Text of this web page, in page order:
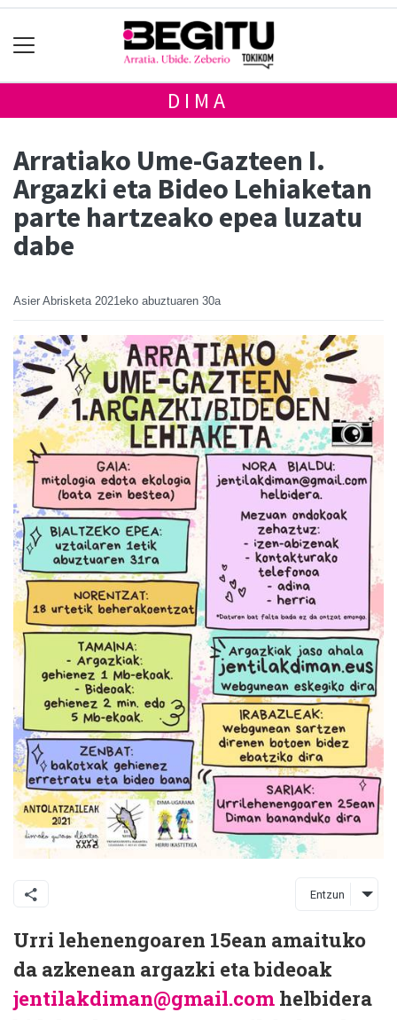
DIMA
Arratiako Ume-Gazteen I.
Argazki eta Bideo Lehiaketan
parte hartzeako epea luzatu
dabe
Asier Abrisketa 2021eko abuztuaren 30a
Entzun
Urri lehenengoaren 15ean amaituko
da azkenean argazki eta bideoak
jentilakdiman@gmail.com helbidera